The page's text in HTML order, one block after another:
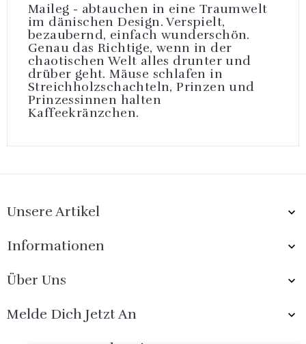
Maileg - abtauchen in eine Traumwelt
im dänischen Design. Verspielt,
bezaubernd, einfach wunderschön.
Genau das Richtige, wenn in der
chaotischen Welt alles drunter und
drüber geht. Mäuse schlafen in
Streichholzschachteln, Prinzen und
Prinzessinnen halten
Kaffeekränzchen.
Unsere Artikel 
Informationen 
Über Uns 
Melde Dich Jetzt An 